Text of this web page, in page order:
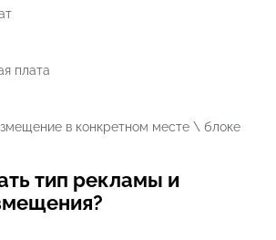
плата
в конкретном месте \ блоке
тип рекламы и